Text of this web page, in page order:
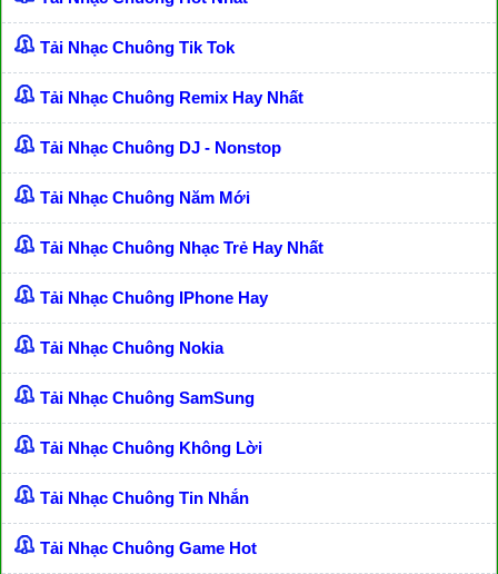
Tải Nhạc Chuông Tik Tok
Tải Nhạc Chuông Remix Hay Nhất
Tải Nhạc Chuông DJ - Nonstop
Tải Nhạc Chuông Năm Mới
Tải Nhạc Chuông Nhạc Trẻ Hay Nhất
Tải Nhạc Chuông IPhone Hay
Tải Nhạc Chuông Nokia
Tải Nhạc Chuông SamSung
Tải Nhạc Chuông Không Lời
Tải Nhạc Chuông Tin Nhắn
Tải Nhạc Chuông Game Hot